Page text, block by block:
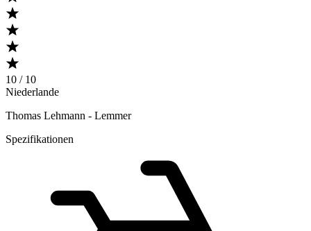
10 / 10
Niederlande
Thomas Lehmann - Lemmer
Spezifikationen